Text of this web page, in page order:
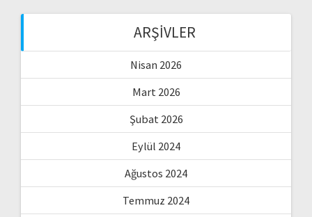
ARŞIVLER
Nisan 2026
Mart 2026
Şubat 2026
Eylül 2024
Ağustos 2024
Temmuz 2024